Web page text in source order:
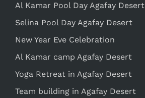
Al Kamar Pool Day Agafay Desert
Selina Pool Day Agafay Desert
New Year Eve Celebration
Al Kamar camp Agafay Desert
Yoga Retreat in Agafay Desert
Team building in Agafay Desert